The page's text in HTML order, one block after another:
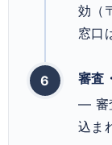
効（
窓口
審査
— 審
込ま